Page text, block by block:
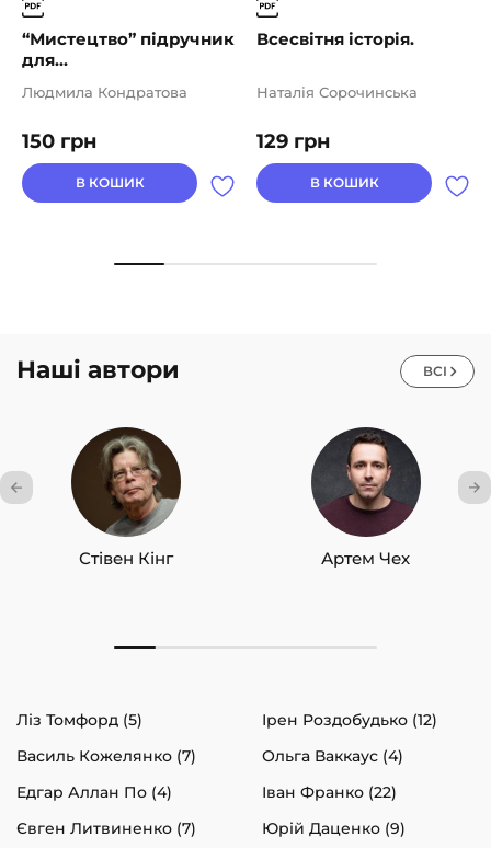
“Мистецтво” підручник
для...
150 грн
Людмила Кондратова
В КОШИК
Всесвітня історія.
129 грн
Наталія Сорочинська
В КОШИК
Наші автори ВСІ
Стівен Кінг Артем Чех
Ліз Томфорд (5)
Ірен Роздобудько (12)
Василь Кожелянко (7)
Ольга Ваккаус (4)
Едгар Аллан По (4)
Іван Франко (22)
Євген Литвиненко (7)
Юрій Даценко (9)